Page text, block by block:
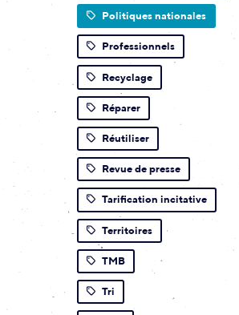
Politiques nationales
Professionnels
Recyclage
Réparer
Réutiliser
Revue de presse
Tarification incitative
Territoires
TMB
Tri